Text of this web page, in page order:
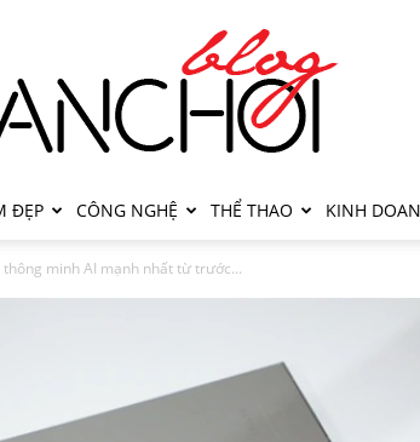
ĐẸP CÔNG NGHỆ THỂ THAO KINH
minh AI mạnh nhất từ trước...